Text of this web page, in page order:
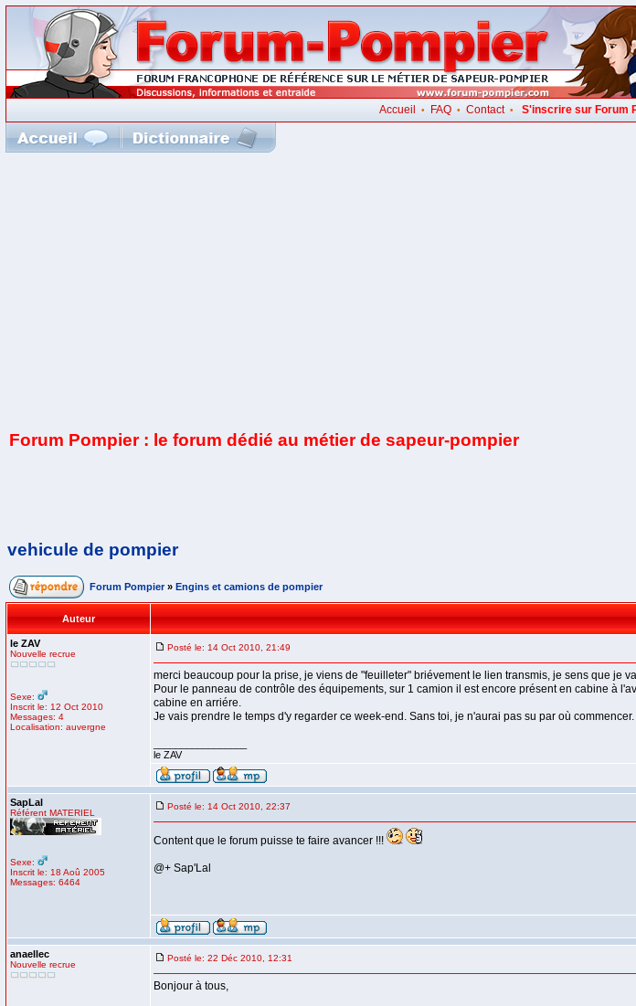
Accueil • FAQ• Contact• S'inscrire sur Forum
Forum Pompier : le forum dédié au métier de sapeur-pompier
vehicule de pompier
Forum Pompier » Engins et camions de pompier
Auteur
le ZAV
Nouvelle recrue
Sexe:
Inscrit le: 12 Oct 2010
Messages: 4
Localisation: auvergne
Posté le: 14 Oct 2010, 21:49
merci beaucoup pour la prise, je viens de "feuilleter" briévement le lien transmis, je sens que je
Pour le panneau de contrôle des équipements, sur 1 camion il est encore présent en cabine à
cabine en arriére.
Je vais prendre le temps d'y regarder ce week-end. Sans toi, je n'aurai pas su par où commencer.
le ZAV
SapLal
Référent MATERIEL
Sexe:
Inscrit le: 18 Aoû 2005
Messages: 6464
Posté le: 14 Oct 2010, 22:37
Content que le forum puisse te faire avancer !!!
@+ Sap'Lal
anaellec
Nouvelle recrue
Posté le: 22 Déc 2010, 12:31
Bonjour à tous,